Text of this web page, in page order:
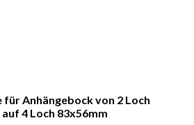
Anhängebock von 2 Loch
auf 4 Loch 83x56mm